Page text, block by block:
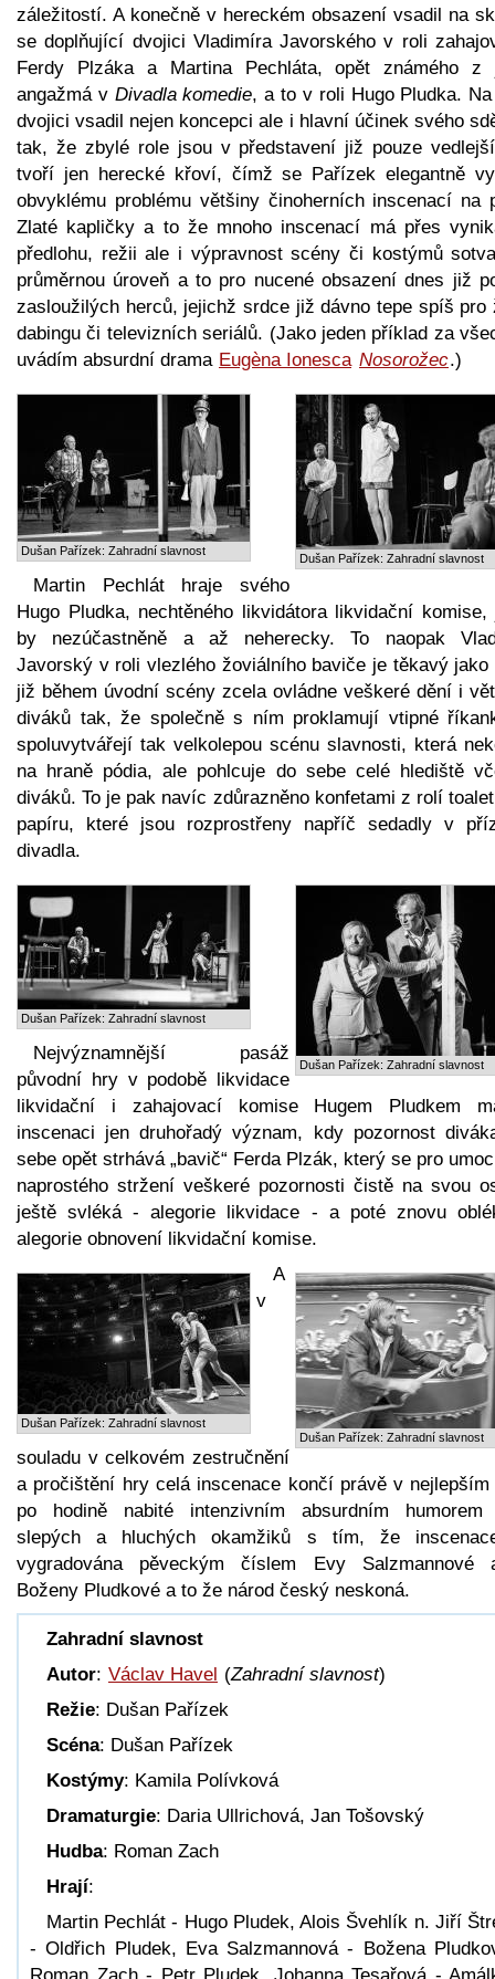
záležitostí. A konečně v hereckém obsazení vsadil na
se doplňující dvojici Vladimíra Javorského v roli
Ferdy Plzáka a Martina Pechláta, opět známého z
angažmá v Divadla komedie, a to v roli Hugo Pludka.
dvojici vsadil nejen koncepci ale i hlavní účinek svého
tak, že zbylé role jsou v představení již pouze
tvoří jen herecké křoví, čímž se Pařízek elegantně
obvyklému problému většiny činoherních inscenací na
Zlaté kapličky a to že mnoho inscenací má přes
předlohu, režii ale i výpravnost scény či kostýmů
průměrnou úroveň a to pro nucené obsazení dnes již
zasloužilých herců, jejichž srdce již dávno tepe spíš pro
dabingu či televizních seriálů. (Jako jeden příklad za
uvádím absurdní drama Eugèna Ionesca Nosorožec.)
Dušan Pařízek: Zahradní slavnost
Dušan Pařízek: Zahradní slavnost
Martin Pechlát hraje svého
Hugo Pludka, nechtěného likvidátora likvidační komise,
by nezúčastněně a až neherecky. To naopak
Javorský v roli vlezlého žoviálního baviče je těkavý jako
již během úvodní scény zcela ovládne veškeré dění i
diváků tak, že společně s ním proklamují vtipné
spoluvytvářejí tak velkolepou scénu slavnosti, která
na hraně pódia, ale pohlcuje do sebe celé hlediště
diváků. To je pak navíc zdůrazněno konfetami z rolí
papíru, které jsou rozprostřeny napříč sedadly v
divadla.
Dušan Pařízek: Zahradní slavnost
Dušan Pařízek: Zahradní slavnost
Nejvýznamnější pasáž
původní hry v podobě likvidace
likvidační i zahajovací komise Hugem Pludkem
inscenaci jen druhořadý význam, kdy pozornost
sebe opět strhává „bavič“ Ferda Plzák, který se pro
naprostého stržení veškeré pozornosti čistě na svou
ještě svléká - alegorie likvidace - a poté znovu
alegorie obnovení likvidační komise.
Dušan Pařízek: Zahradní slavnost
Dušan Pařízek: Zahradní slavnost
A
v
souladu v celkovém zestručnění
a pročištění hry celá inscenace končí právě v
po hodině nabité intenzivním absurdním humorem
slepých a hluchých okamžiků s tím, že
vygradována pěveckým číslem Evy Salzmannové
Boženy Pludkové a to že národ český neskoná.
Zahradní slavnost
Autor: Václav Havel (Zahradní slavnost)
Režie: Dušan Pařízek
Scéna: Dušan Pařízek
Kostýmy: Kamila Polívková
Dramaturgie: Daria Ullrichová, Jan Tošovský
Hudba: Roman Zach
Hrají:
Martin Pechlát - Hugo Pludek, Alois Švehlík n. Jiří
- Oldřich Pludek, Eva Salzmannová - Božena
Roman Zach - Petr Pludek, Johanna Tesařová -